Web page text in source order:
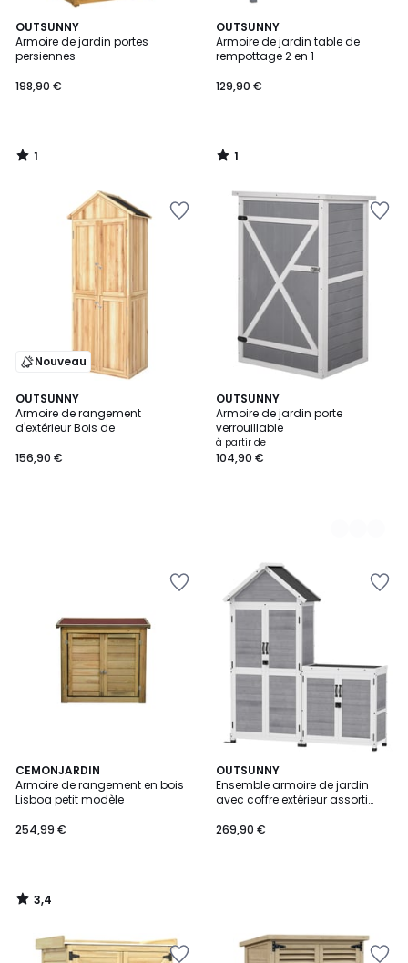
OUTSUNNY
Armoire de jardin portes
persiennes
198,90 €
1
/
5
1
/
OUTSUNNY
Armoire de jardin table de
rempottage 2 en 1
129,90 €
1
/
5
1
/
Nouveau
OUTSUNNY
Armoire de rangement
d'extérieur Bois de
156,90 €
OUTSUNNY
Armoire de jardin porte
verrouillable
à partir de
104,90 €
2
Couleurs
CEMONJARDIN
Armoire de rangement en bois
Lisboa petit modèle
254,99 €
3,4
/ 5
3,4
/
OUTSUNNY
Ensemble armoire de jardin
avec coffre extérieur assorti
269,90 €